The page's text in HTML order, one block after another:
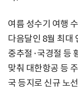
여름 성수기 여행
다음달인 8월 최대
중추절·국경절 등
맞춰 대한항공 등
국 등지로 신규 노